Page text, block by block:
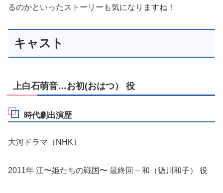
るのかといったストーリーも気になりますね！
キャスト
上白石萌音…お初(おはつ） 役
時代劇出演歴
大河ドラマ（NHK）
2011年 江〜姫たちの戦国〜 最終回 – 和（徳川和子） 役